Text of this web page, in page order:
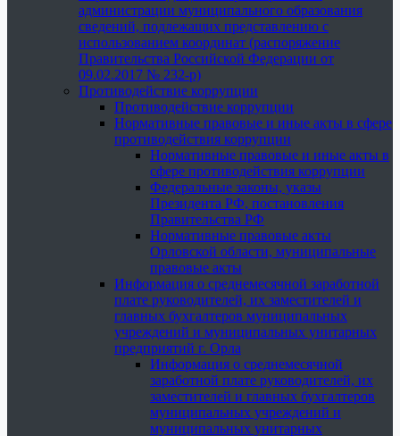
администрации муниципального образования
сведений, подлежащих представлению с
использованием координат (распоряжение
Правительства Российской Федерации от
09.02.2017 № 232-р)
Противодействие коррупции
Противодействие коррупции
Нормативные правовые и иные акты в сфере
противодействия коррупции
Нормативные правовые и иные акты в
сфере противодействия коррупции
Федеральные законы, указы
Президента РФ, постановления
Правительства РФ
Нормативные правовые акты
Орловской области, муниципальные
правовые акты
Информация о среднемесячной заработной
плате руководителей, их заместителей и
главных бухгалтеров муниципальных
учреждений и муниципальных унитарных
предприятий г. Орла
Информация о среднемесячной
заработной плате руководителей, их
заместителей и главных бухгалтеров
муниципальных учреждений и
муниципальных унитарных